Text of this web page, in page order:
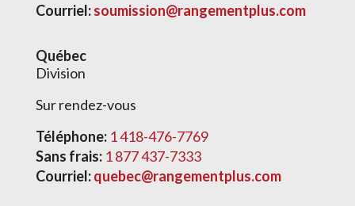
Courriel:soumission@rangementplus.com
Québec
Division
Sur rendez-vous
Téléphone: 1 418-476-7769
Sans frais: 1 877 437-7333
Courriel:quebec@rangementplus.com